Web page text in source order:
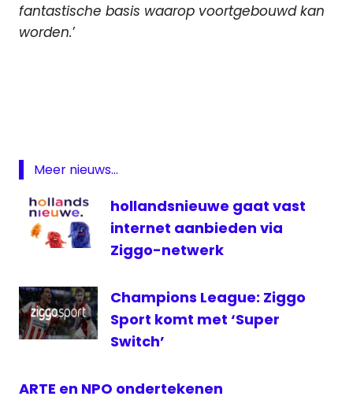
fantastische basis waarop voortgebouwd kan
worden.’
NPO
Remco
van
Westerloo
Meer nieuws...
hollandsnieuwe gaat vast
internet aanbieden via
Ziggo-netwerk
Champions League: Ziggo
Sport komt met ‘Super
Switch’
ARTE en NPO ondertekenen